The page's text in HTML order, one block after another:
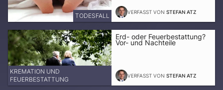
TODESFALL VERFASST VON STEFAN ATZ
KREMATION UND
FEUERBESTATTUNG
Erd- oder Feuerbestattung?
Vor- und Nachteile
VERFASST VON STEFAN ATZ